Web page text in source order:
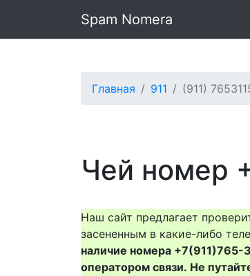
Spam Nomera
Главная 911 (911)
Чей номер
Наш сайт предлагает
засененным в какие-либо
наличие номера +7(911)765-
оператором связи. Не